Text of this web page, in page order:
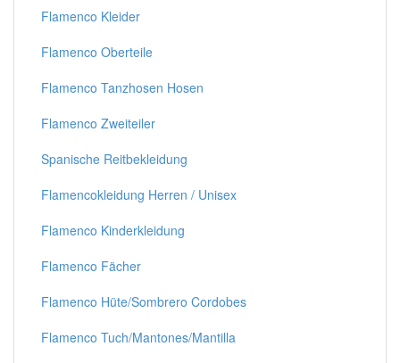
Flamenco Kleider
Flamenco Oberteile
Flamenco Tanzhosen Hosen
Flamenco Zweiteiler
Spanische Reitbekleidung
Flamencokleidung Herren / Unisex
Flamenco Kinderkleidung
Flamenco Fächer
Flamenco Hüte/Sombrero Cordobes
Flamenco Tuch/Mantones/Mantilla